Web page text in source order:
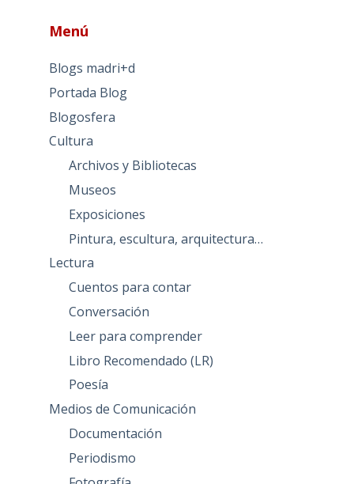
Menú
Blogs madri+d
Portada Blog
Blogosfera
Cultura
Archivos y Bibliotecas
Museos
Exposiciones
Pintura, escultura, arquitectura…
Lectura
Cuentos para contar
Conversación
Leer para comprender
Libro Recomendado (LR)
Poesía
Medios de Comunicación
Documentación
Periodismo